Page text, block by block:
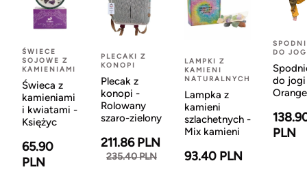
ŚWIECE
SOJOWE Z
KAMIENIAMI
Świeca z
kamieniami
i kwiatami -
Księżyc
65.90
PLN
PLECAKI Z
KONOPI
Plecak z
konopi -
Rolowany
szaro-zielony
211.86 PLN
235.40 PLN
LAMPKI Z
KAMIENI
NATURALNYCH
Lampka z
kamieni
szlachetnych -
Mix kamieni
93.40 PLN
DO
do
Orange
PLN